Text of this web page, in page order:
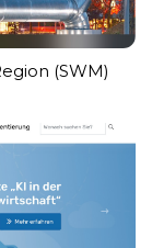
(SWM)